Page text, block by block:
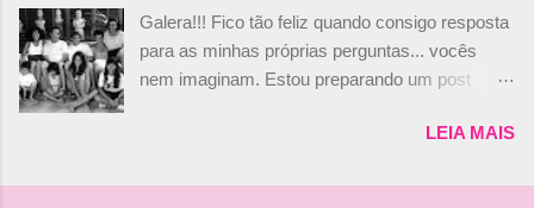
não corresponde à realidade. “O suposto 15%
de investimento seria menor do que aquilo que
outros pilotos podem trazer: italianos, r...
@RGrosjean ! #EifelGP 🇩🇪 #F1
pic.twitter.com/GSAu1LWnwW — Formula 1 (@F1) October 8,
2020 Beijinhos, Ludy
Galera!!! Fico tão feliz quando consigo resposta
para as minhas próprias perguntas... vocês
nem imaginam. Estou preparando um post
nunca falei sobre ela, aqui no Octeto. No meio
LEIA MAIS